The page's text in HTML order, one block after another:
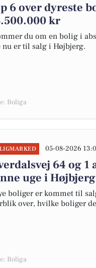
6 over dyreste
kr
du om en bolig i
nu er til salg i Højbjerg.
Boliga
05-08-2026
64 og
uge i
boliger er kommet til
over, hvilke boliger
Boliga